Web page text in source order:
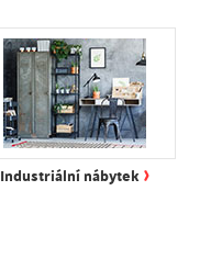
Industriální nábytek ›